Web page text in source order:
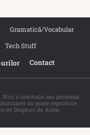
Gramatică/Vocabular
Tech Stuff
Contact
Nici o instituţie sau persoană
nu poate reproduce
de Drepturi de Autor.